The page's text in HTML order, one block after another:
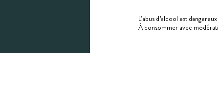
L’abus d’alcool est
À consommer avec